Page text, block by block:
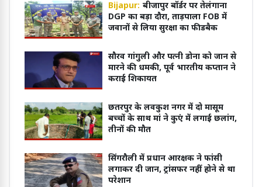
Bijapur: बीजापुर बॉर्डर पर तेलंगाना
DGP का बड़ा दौरा, ताड़पाला FOB में
जवानों से लिया सुरक्षा का फीडबैक
सौरव गांगुली और पत्नी डोना को जान से
मारने की धमकी, पूर्व भारतीय कप्तान ने
कराई शिकायत
छतरपुर के लवकुश नगर में दो मासूम
बच्चों के साथ मां ने कुएं में लगाई छलांग,
तीनों की मौत
सिंगरौली में प्रधान आरक्षक ने फांसी
लगाकर दी जान, ट्रांसफर नहीं होने से था
परेशान